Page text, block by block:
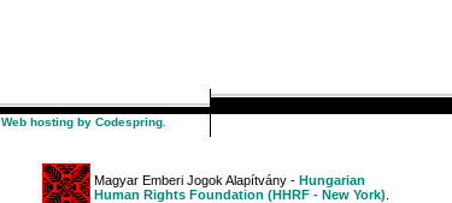
Web hosting by Codespring.
Magyar Emberi Jogok Alapítvány - Hungarian
Human Rights Foundation (HHRF - New York)